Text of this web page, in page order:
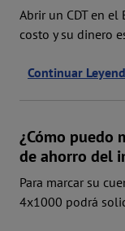
Abrir un CDT en
costo y su dinero
Continuar
¿Cómo puedo
de ahorro del
Para marcar su
4x1000 podrá